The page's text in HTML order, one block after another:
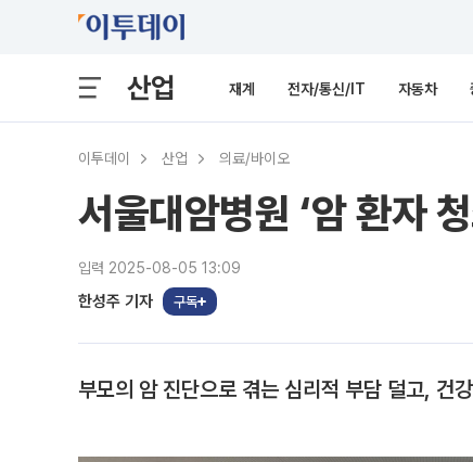
산업 재계 전자/통신/IT 자동차
이투데이 산업 의료/바이오
서울대암병원 ‘암 환자
입력 2025-08-05 13:09
한성주 기자 구독
부모의 암 진단으로 겪는 심리적 부담 덜고, 건